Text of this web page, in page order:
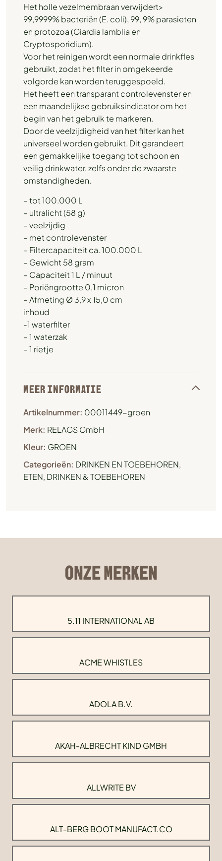
Het holle vezelmembraan verwijdert>
99,9999% bacteriën (E. coli), 99, 9% parasieten
en protozoa (Giardia lamblia en
Cryptosporidium).
Voor het reinigen wordt een normale drinkfles
gebruikt, zodat het filter in omgekeerde
volgorde kan worden teruggespoeld.
Het heeft een transparant controlevenster en
een maandelijkse gebruiksindicator om het
begin van het gebruik te markeren.
Door de veelzijdigheid van het filter kan het
universeel worden gebruikt. Dit garandeert
een gemakkelijke toegang tot schoon en
veilig drinkwater, zelfs onder de zwaarste
omstandigheden.
– tot 100.000 L
– ultralicht (58 g)
– veelzijdig
– met controlevenster
– Filtercapaciteit ca. 100.000 L
– Gewicht 58 gram
– Capaciteit 1 L / minuut
– Poriëngrootte 0,1 micron
– Afmeting Ø 3,9 x 15,0 cm
inhoud
-1 waterfilter
– 1 waterzak
– 1 rietje
MEER INFORMATIE
Artikelnummer: 00011449-groen
Merk: RELAGS GmbH
Kleur: GROEN
Categorieën: DRINKEN EN TOEBEHOREN,
ETEN, DRINKEN & TOEBEHOREN
ONZE MERKEN
5.11 INTERNATIONAL AB
ACME WHISTLES
ADOLA B.V.
AKAH-ALBRECHT KIND GMBH
ALLWRITE BV
ALT-BERG BOOT MANUFACT.CO